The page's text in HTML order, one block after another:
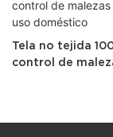
Tela no tejida
control de